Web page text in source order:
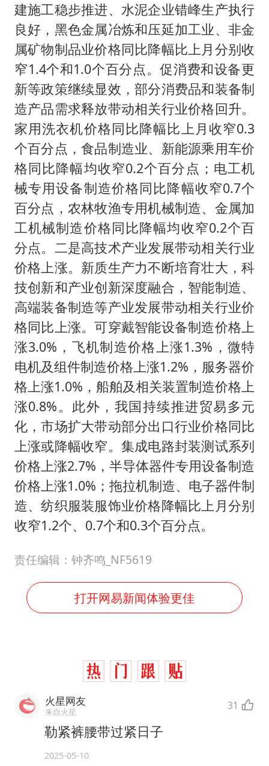
建施工稳步推进、水泥企业错峰生产执行
良好，黑色金属冶炼和压延加工业、非金
属矿物制品业价格同比降幅比上月分别收
窄1.4个和1.0个百分点。促消费和设备更
新等政策继续显效，部分消费品和装备制
造产品需求释放带动相关行业价格回升。
家用洗衣机价格同比降幅比上月收窄0.3
个百分点，食品制造业、新能源乘用车价
格同比降幅均收窄0.2个百分点；电工机
械专用设备制造价格同比降幅收窄0.7个
百分点，农林牧渔专用机械制造、金属加
工机械制造价格同比降幅均收窄0.2个百
分点。二是高技术产业发展带动相关行业
价格上涨。新质生产力不断培育壮大，科
技创新和产业创新深度融合，智能制造、
高端装备制造等产业发展带动相关行业价
格同比上涨。可穿戴智能设备制造价格上
涨3.0%，飞机制造价格上涨1.3%，微特
电机及组件制造价格上涨1.2%，服务器价
格上涨1.0%，船舶及相关装置制造价格上
涨0.8%。此外，我国持续推进贸易多元
化，市场扩大带动部分出口行业价格同比
上涨或降幅收窄。集成电路封装测试系列
价格上涨2.7%，半导体器件专用设备制造
价格上涨1.0%；拖拉机制造、电子器件制
造、纺织服装服饰业价格降幅比上月分别
收窄1.2个、0.7个和0.3个百分点。
责任编辑：钟齐鸣_NF5619
打开网易新闻体验更佳
火星网友
来自火星 31
勒紧裤腰带过紧日子
2025-05-10